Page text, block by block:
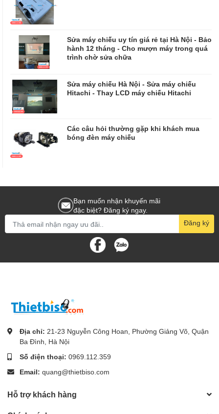
Sửa máy chiếu uy tín giá rẻ tại Hà Nội - Bảo
hành 12 tháng - Cho mượn máy trong quá
trình chờ sửa chữa
​​​​​​​Sửa máy chiếu Hà Nội - Sửa máy chiếu
Hitachi - Thay LCD máy chiếu Hitachi
Các câu hỏi thường gặp khi khách mua
bóng đèn máy chiếu
Bạn muốn nhận khuyến mãi
đặc biệt? Đăng ký ngay.
Đăng ký
Địa chỉ: 21-23 Nguyễn Công Hoan, Phường Giảng Võ, Quận
Ba Đình, Hà Nội
Số điện thoại: 0969.112.359
Email: quang@thietbiso.com
Hỗ trợ khách hàng